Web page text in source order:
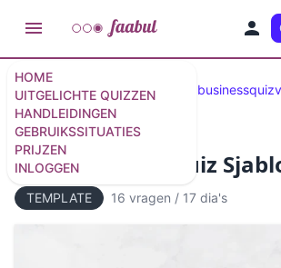
HOME
UITGELICHTE QUIZZEN
HANDLEIDINGEN
GEBRUIKSSITUATIES
PRIJZEN
INLOGGEN
Geselecteerde Quizzen 40
Bedrijfsbeleid Quiz
TEMPLATE 16 vragen / 17 dia's